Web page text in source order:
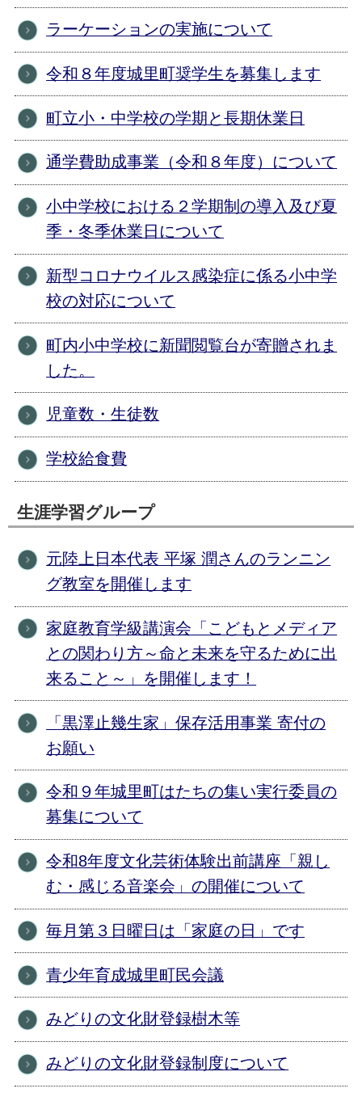
ラーケーションの実施について
令和８年度城里町奨学生を募集します
町立小・中学校の学期と長期休業日
通学費助成事業（令和８年度）について
小中学校における２学期制の導入及び夏
季・冬季休業日について
新型コロナウイルス感染症に係る小中学
校の対応について
町内小中学校に新聞閲覧台が寄贈されま
した。
児童数・生徒数
学校給食費
生涯学習グループ
元陸上日本代表 平塚 潤さんのランニン
グ教室を開催します
家庭教育学級講演会「こどもとメディア
との関わり方～命と未来を守るために出
来ること～」を開催します！
「黒澤止幾生家」保存活用事業 寄付の
お願い
令和９年城里町はたちの集い実行委員の
募集について
令和8年度文化芸術体験出前講座「親し
む・感じる音楽会」の開催について
毎月第３日曜日は「家庭の日」です
青少年育成城里町民会議
みどりの文化財登録樹木等
みどりの文化財登録制度について